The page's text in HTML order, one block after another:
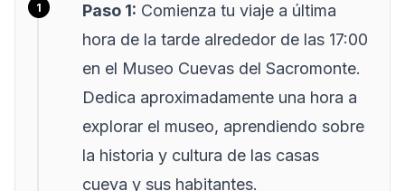
Paso 1: Comienza tu viaje a última
hora de la tarde alrededor de las 17:00
en el Museo Cuevas del Sacromonte.
Dedica aproximadamente una hora a
explorar el museo, aprendiendo sobre
la historia y cultura de las casas
cueva y sus habitantes.